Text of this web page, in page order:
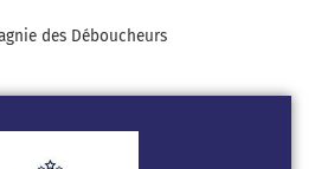
des Déboucheurs